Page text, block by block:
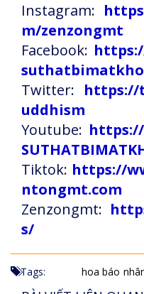
Instagram:
m/zenzongmt
Facebook:
Twitter: https://
uddhism
Youtube:
Tiktok: https://
ntongmt.com
Zenzongmt:
s/
Tags: hoa báo